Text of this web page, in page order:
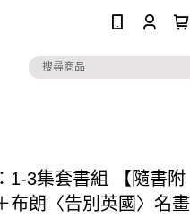
1-3集套書組 【隨書附
布朗〈告別英國〉名畫